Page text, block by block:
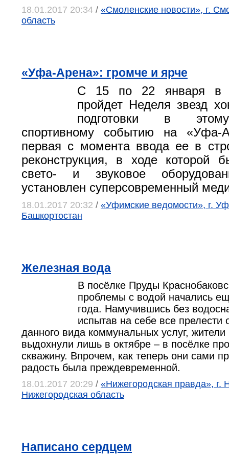
18.01.2017 20:34 / «Смоленские новости», г.
область
«Уфа-Арена»: громче и ярче
С 15 по 22 января в
пройдет Неделя звезд
подготовки в
спортивному событию на «Уфа-
первая с момента ввода ее в
реконструкция, в ходе которой
свето- и звуковое
установлен суперсовременный
18.01.2017 20:32 / «Уфимские ведомости», г.
Башкортостан
Железная вода
В посёлке Пруды
проблемы с водой начались
года. Намучившись без
испытав на себе все прелести
данного вида коммунальных услуг, жители
выдохнули лишь в октябре – в посёлке
скважину. Впрочем, как теперь они сами
радость была преждевременной.
18.01.2017 20:29 / «Нижегородская правда», г.
Нижегородская область
Написано сердцем